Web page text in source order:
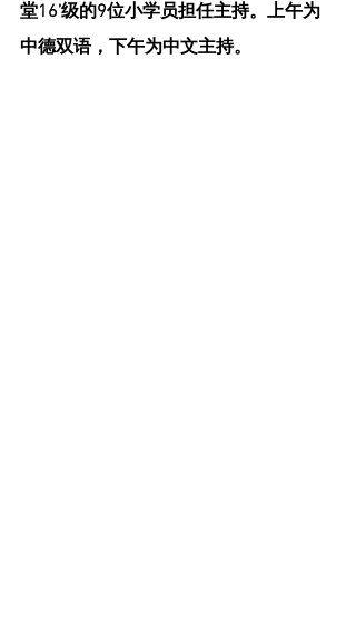
堂16’级的9位小学员担任主持。上午为
中德双语，下午为中文主持。